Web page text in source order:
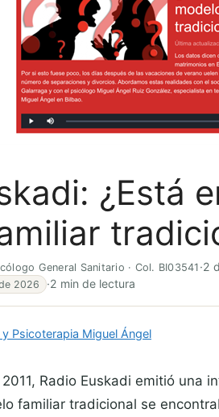
¿Está
General Sanitario · Col. BI03541·2
2026 ·2 min de lectura
Psicoterapia Miguel Ángel
Radio Euskadi emitió una
familiar tradicional se